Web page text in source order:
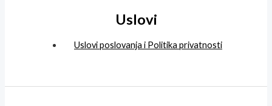
Uslovi
Uslovi poslovanja i Politika privatnosti